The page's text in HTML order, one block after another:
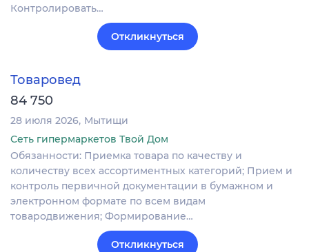
Контролировать…
Откликнуться
Товаровед
84 750
28 июля 2026 Мытищи
Сеть гипермаркетов Твой Дом
Обязанности: Приемка товара по качеству и
количеству всех ассортиментных категорий; Прием и
контроль первичной документации в бумажном и
электронном формате по всем видам
товародвижения; Формирование…
Откликнуться